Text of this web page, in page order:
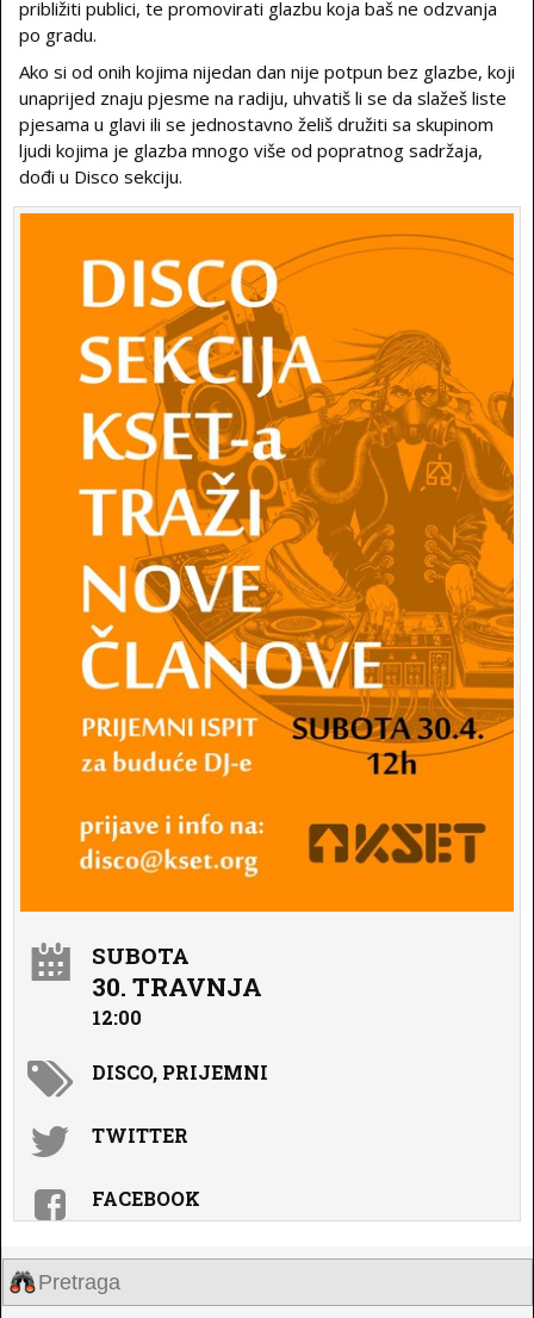
približiti publici, te promovirati glazbu koja baš ne odzvanja
po gradu.
Ako si od onih kojima nijedan dan nije potpun bez glazbe, koji
unaprijed znaju pjesme na radiju, uhvatiš li se da slažeš liste
pjesama u glavi ili se jednostavno želiš družiti sa skupinom
ljudi kojima je glazba mnogo više od popratnog sadržaja,
dođi u Disco sekciju.
SUBOTA
30. TRAVNJA
12:00
DISCO, PRIJEMNI
TWITTER
FACEBOOK